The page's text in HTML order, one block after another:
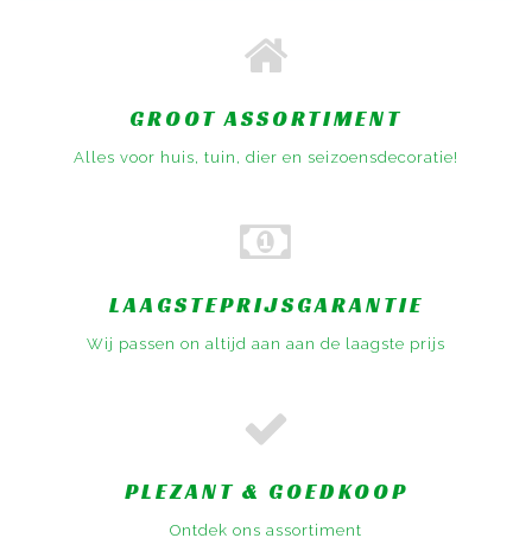
GROOT ASSORTIMENT
Alles voor huis, tuin, dier en seizoensdecoratie!
LAAGSTEPRIJSGARANTIE
Wij passen on altijd aan aan de laagste prijs
PLEZANT & GOEDKOOP
Ontdek ons assortiment